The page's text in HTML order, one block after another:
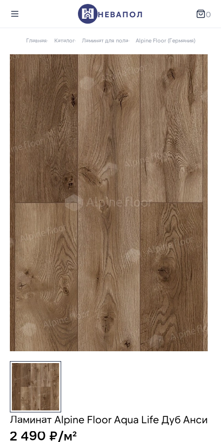
НЕВАПОЛ 0
Главная Каталог Ламинат для пола Alpine Floor (Германия)
Ламинат Alpine Floor Aqua Life Дуб Анси
2 490 ₽/м²